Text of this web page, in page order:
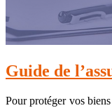
Guide de
Pour protéger vos